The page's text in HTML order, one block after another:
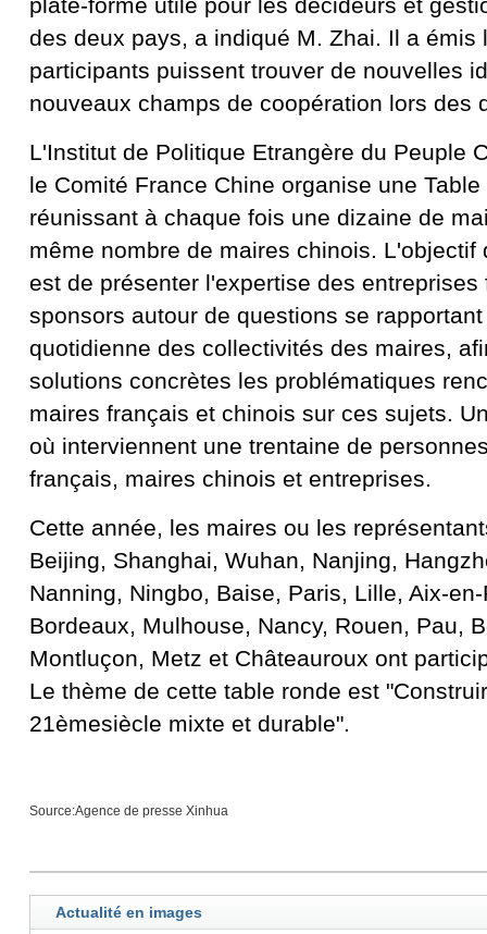
des deux pays, a indiqué M. Zhai. Il a émis
participants puissent trouver de nouvelles
nouveaux champs de coopération lors des
L'Institut de Politique Etrangère du Peuple
le Comité France Chine organise une
réunissant à chaque fois une dizaine de
même nombre de maires chinois. L'objectif
est de présenter l'expertise des entreprises
sponsors autour de questions se
quotidienne des collectivités des maires,
solutions concrètes les problématiques
maires français et chinois sur ces sujets.
où interviennent une trentaine de
français, maires chinois et entreprises.
Cette année, les maires ou les
Beijing, Shanghai, Wuhan, Nanjing,
Nanning, Ningbo, Baise, Paris, Lille, Aix-
Bordeaux, Mulhouse, Nancy, Rouen, Pau,
Montluçon, Metz et Châteauroux ont
Le thème de cette table ronde est
21èmesiècle mixte et durable".
Source:Agence de presse Xinhua